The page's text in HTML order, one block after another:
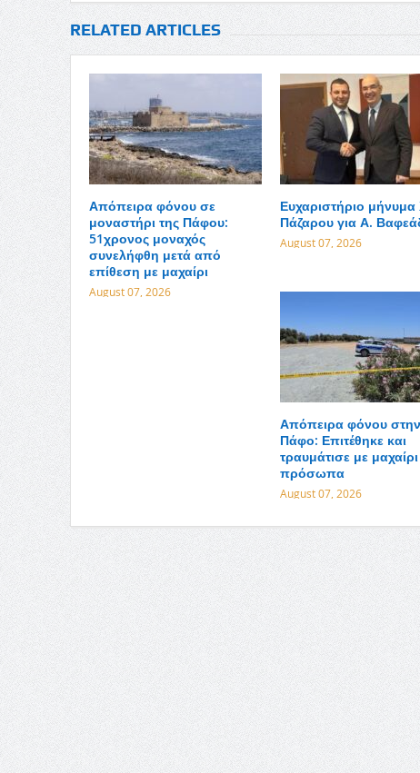
RELATED ARTICLES
Απόπειρα φόνου σε
μοναστήρι της Πάφου:
51χρονος μοναχός
συνελήφθη μετά από
επίθεση με μαχαίρι
August 07, 2026
Ευχαριστήριο μήνυμα
Πάζαρου για Α.
August 07, 2026
Απόπειρα φόνου στην
Πάφο: Επιτέθηκε και
τραυμάτισε με
πρόσωπα
August 07, 2026